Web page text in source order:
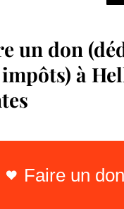
un don
à
Faire un don